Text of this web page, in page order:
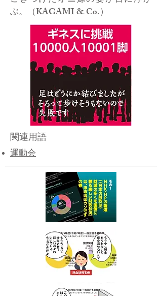
ぶ。（KAGAMI & Co.）
関連用語
運動会